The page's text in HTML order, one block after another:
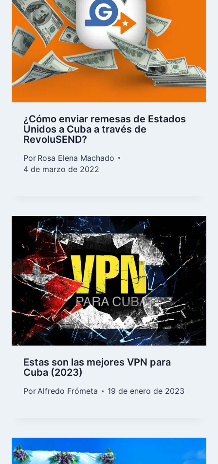
¿Cómo enviar remesas de Estados
Unidos a Cuba a través de
RevoluSEND?
Por Rosa Elena Machado
4 de marzo de 2022
Estas son las mejores VPN para
Cuba (2023)
PorAlfredo Frómeta 19 de enero de 2023